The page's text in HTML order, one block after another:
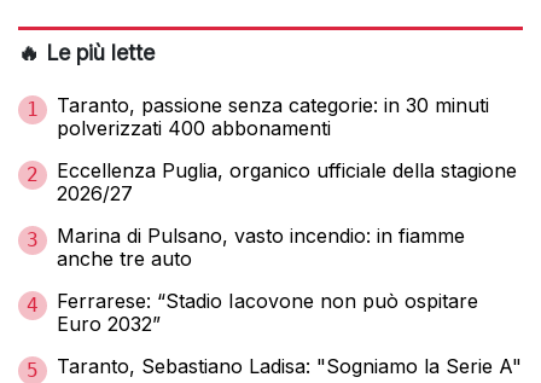
🔥 Le più lette
1
Taranto, passione senza categorie: in 30 minuti
polverizzati 400 abbonamenti
2
Eccellenza Puglia, organico ufficiale della stagione
2026/27
3
Marina di Pulsano, vasto incendio: in fiamme
anche tre auto
4
Ferrarese: “Stadio Iacovone non può ospitare
Euro 2032”
5 Taranto, Sebastiano Ladisa: "Sogniamo la Serie A"